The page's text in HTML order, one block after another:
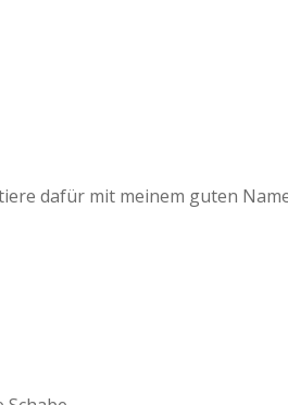
dafür mit meinem guten